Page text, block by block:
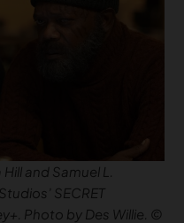
and Samuel L.
SECRET
Photo by Des Willie. ©